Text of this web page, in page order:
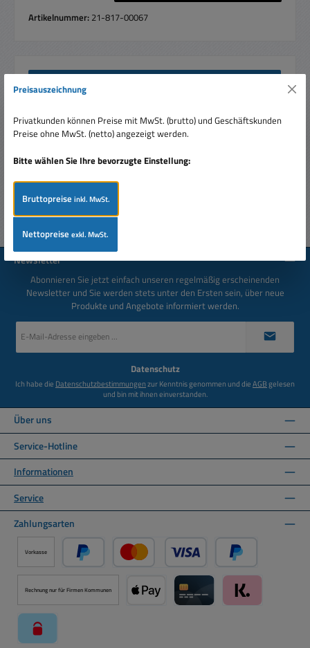
Artikelnummer: 21-817-00067
Beschreibung
oder nur verlöten mit Drähtchen z.B. als Ersatzteil bei
Endstufen…Mehr
Bewertungen
Newsletter
Abonnieren Sie jetzt einfach unseren regelmäßig erscheinenden
Newsletter und Sie werden stets unter den Ersten sein, über neue
Produkte und Angebote informiert werden.
Mail-
Datenschutz
Ich habe die Datenschutzbestimmungenzur Kenntnis genommen und dieAGBgelesen
und bin mit ihnen einverstanden.
Über uns
Service-Hotline
Informationen
Service
Zahlungsarten
Vorkasse
PayPal Kredit- oder Debitkarte über PayPal
Später Bezahlen
Rechnung nur für Firmen Kommunen
Preisauszeichnung
Privatkunden können Preise mit MwSt. (brutto) und Geschäftskunden
Preise ohne MwSt. (netto) angezeigt werden.
Bitte wählen Sie Ihre bevorzugte Einstellung:
Bruttopreiseinkl. MwSt.
Nettopreiseexkl. MwSt.